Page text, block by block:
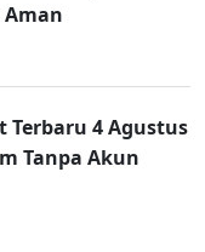
Terbaru 4 Agustus
Tanpa Akun